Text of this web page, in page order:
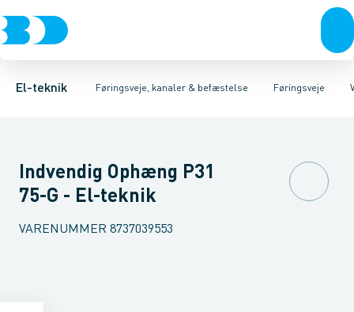
El-teknik Føringsveje, kanaler & befæstelse
Afbrydere, stikkontakter & lampeudtagForgreningsmateriel
Føringsveje
Føringsveje Installationskanaler for gulvInstallationskanaler
Gitterbakke Endestykke til kabelbakkeMontageplade til
Indvendig Ophæng P31
75-G - El-teknik
VARENUMMER 8737039553